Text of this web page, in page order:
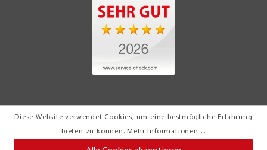
Diese Website verwendet Cookies, um eine bestmögliche Erfahrung
bieten zu können. Mehr Informationen ...
Klemens Münstermann GmbH & Co. KG